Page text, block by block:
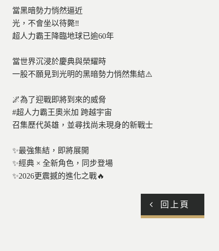
當黑暗勢力悄然逼近
光，不會坐以待斃‼️
超人力霸王降臨地球已逾60年
當世界沉浸於慶典與榮耀時
一股不願見到光明的黑暗勢力悄然集結⚠️
🌌為了迎戰即將到來的威脅
#超人力霸王奧米加 跨越宇宙
召集歷代英雄，並尋找尚未現身的新戰士
✨最強集結，即將展開
✨經典 × 全新角色，同步登場
✨󠀠2026更震撼的進化之戰🔥
回上頁